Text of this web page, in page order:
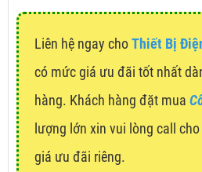
Liên hệ ngay choThiết Bị
có mức giá ưu đãi tốt nhất
hàng. Khách hàng đặt mua
lượng lớn xin vui lòng call
giá ưu đãi riêng.